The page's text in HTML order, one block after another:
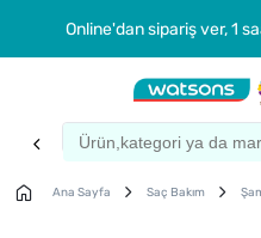
Online'dan sipariş ver, 1
Ana Sayfa Saç Bakım